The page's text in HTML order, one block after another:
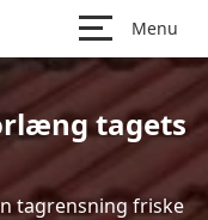
Menu
tagets
tagrensning friske